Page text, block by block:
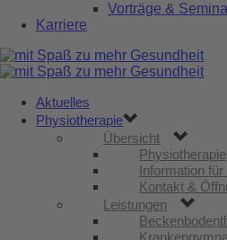
Vorträge &
Karriere
Aktuelles
Physiotherapie
Übersicht
Physiotherapie
Information
Kontakt &
Leistungen